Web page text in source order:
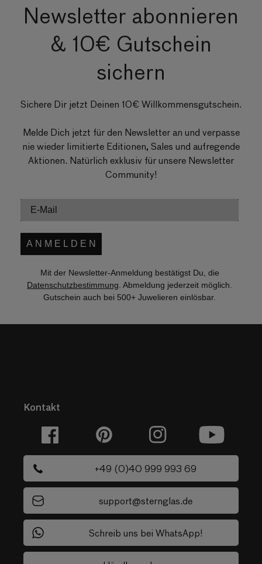
Newsletter abonnieren
& 10€ Gutschein
sichern
Sichere Dir jetzt Deinen 10€ Willkommensgutschein.
Melde Dich jetzt für den Newsletter an und verpasse
nie wieder limitierte Editionen, Sales und aufregende
Aktionen. Natürlich exklusiv für unsere Newsletter
Community!
A N M E L D E N
Mit der Newsletter-Anmeldung bestätigst Du, die
Datenschutzbestimmung. Abmeldung jederzeit möglich.
Gutschein auch bei 500+ Juwelieren einlösbar.
Kontakt
Facebook Pinterest Instagram YouTube
+49 (0)40 999 993 69
support@sternglas.de
Schreib uns bei WhatsApp!